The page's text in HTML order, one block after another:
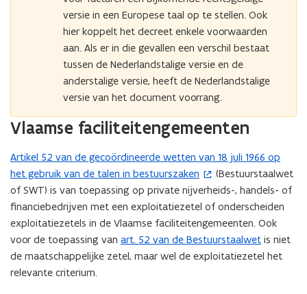
w
v
e
n
s
t
e
r
versie in een Europese taal op te stellen. Ook
hier koppelt het decreet enkele voorwaarden
aan. Als er in die gevallen een verschil bestaat
tussen de Nederlandstalige versie en de
anderstalige versie, heeft de Nederlandstalige
versie van het document voorrang.
Vlaamse faciliteitengemeenten
Artikel 52 van de gecoördineerde wetten van 18 juli 1966 op
het gebruik van de talen in bestuurszaken
(
o
p
e
n
t
i
n
(Bestuurstaalwet
of SWT) is van toepassing op private nijverheids-, handels- of
financiebedrijven met een exploitatiezetel of onderscheiden
exploitatiezetels in de Vlaamse faciliteitengemeenten. Ook
voor de toepassing van art. 52 van de Bestuurstaalwet is niet
de maatschappelijke zetel, maar wel de exploitatiezetel het
relevante criterium.